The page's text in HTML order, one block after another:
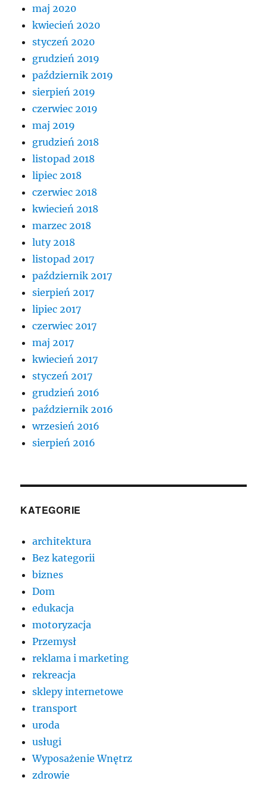
maj 2020
kwiecień 2020
styczeń 2020
grudzień 2019
październik 2019
sierpień 2019
czerwiec 2019
maj 2019
grudzień 2018
listopad 2018
lipiec 2018
czerwiec 2018
kwiecień 2018
marzec 2018
luty 2018
listopad 2017
październik 2017
sierpień 2017
lipiec 2017
czerwiec 2017
maj 2017
kwiecień 2017
styczeń 2017
grudzień 2016
październik 2016
wrzesień 2016
sierpień 2016
KATEGORIE
architektura
Bez kategorii
biznes
Dom
edukacja
motoryzacja
Przemysł
reklama i marketing
rekreacja
sklepy internetowe
transport
uroda
usługi
Wyposażenie Wnętrz
zdrowie